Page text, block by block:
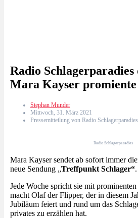
Radio
Mara Kayser
Stephan Munder
Mittwoch, 31. März 2021
Pressemitteilung von Radio Schlagerparadies
Radio Schlagerparadies
Mara Kayser sendet ab sofort immer
neue Sendung „Treffpunkt Schlager“.
Jede Woche spricht sie mit
macht Olaf der Flipper, der in diesem
Jubiläum feiert und rund um das
privates zu erzählen hat.